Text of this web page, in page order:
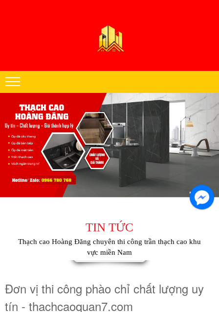
Nam
TIN TỨC
Thạch cao Hoàng Đăng chuyên thi công trần thạch cao khu
vực miền Nam
Đơn vị thi công phào chỉ chất lượng uy
tín - thachcaoquan7.com